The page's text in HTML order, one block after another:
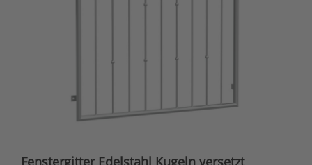
Fenstergitter Edelstahl Kugeln versetzt